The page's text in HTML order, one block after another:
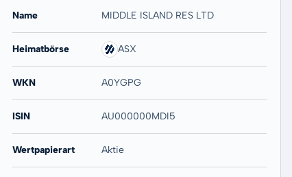
20 Jahre
Name MIDDLE ISLAND RES LTD
Heimatbörse ASX
WKN A0YGPG
ISIN AU000000MDI5
Wertpapierart Aktie